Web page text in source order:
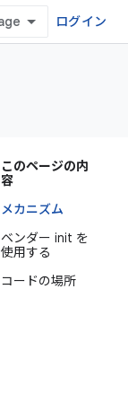
ログイン
このページの内
容
メカニズム
ベンダー init を
使用する
コードの場所